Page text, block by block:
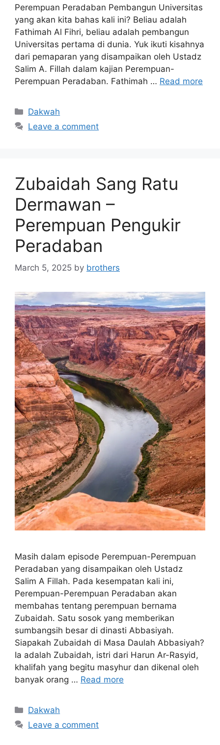
Perempuan Peradaban Pembangun Universitas
yang akan kita bahas kali ini? Beliau adalah
Fathimah Al Fihri, beliau adalah pembangun
Universitas pertama di dunia. Yuk ikuti kisahnya
dari pemaparan yang disampaikan oleh Ustadz
Salim A. Fillah dalam kajian Perempuan-
Perempuan Peradaban. Fathimah … Read more
Categories
Dakwah
Leave a comment
Zubaidah Sang Ratu
Dermawan –
Perempuan Pengukir
Peradaban
March 5, 2025 by brothers
Masih dalam episode Perempuan-Perempuan
Peradaban yang disampaikan oleh Ustadz
Salim A Fillah. Pada kesempatan kali ini,
Perempuan-Perempuan Peradaban akan
membahas tentang perempuan bernama
Zubaidah. Satu sosok yang memberikan
sumbangsih besar di dinasti Abbasiyah.
Siapakah Zubaidah di Masa Daulah Abbasiyah?
Ia adalah Zubaidah, istri dari Harun Ar-Rasyid,
khalifah yang begitu masyhur dan dikenal oleh
banyak orang … Read more
Categories
Dakwah
Leave a comment